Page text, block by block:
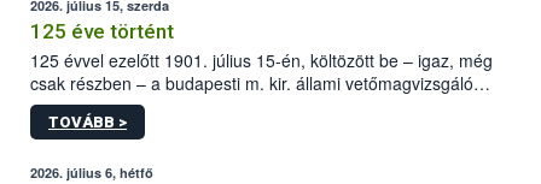
2026. július 15, szerda
125 éve történt
125 évvel ezelőtt 1901. július 15-én, költözött be – igaz, még
csak részben – a budapesti m. kir. állami vetőmagvizsgáló
állomás a Kis Rókus utca 15. szám alatti, Czigler Győző által
tervezett új épületébe.
TOVÁBB >
2026. július 6, hétfő